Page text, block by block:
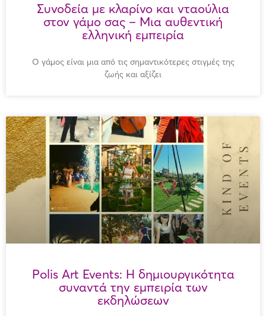
Συνοδεία με κλαρίνο και νταούλια
στον γάμο σας – Μια αυθεντική
ελληνική εμπειρία
Ο γάμος είναι μια από τις σημαντικότερες στιγμές της
ζωής και αξίζει
Polis Art Events: Η δημιουργικότητα
συναντά την εμπειρία των
εκδηλώσεων